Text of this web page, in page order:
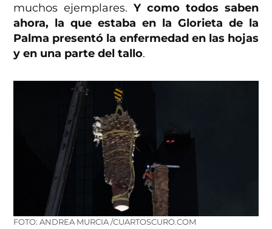
muchos ejemplares.Y como todos saben
ahora, la que estaba en la Glorieta de la
Palma presentó la enfermedad en las hojas
y en una parte del tallo.
FOTO: ANDREA MURCIA /CUARTOSCURO.COM